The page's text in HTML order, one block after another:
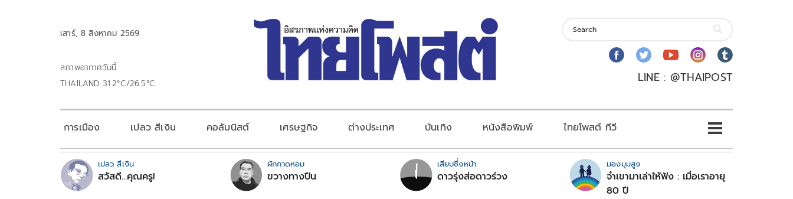
เสาร์, 8 สิงหาคม 2569
สภาพอากาศวันนี้
THAILAND 31.2°C/26.5°C
LINE : @THAIPOST
การเมือง เปลว สีเงิน คอลัมนิสต์ เศรษฐกิจ ต่างประเทศ บันเทิง หนังสือพิมพ์ ไทยโพสต์ ทีวี
เปลว สีเงิน
สวัสดี...คุณครู!
ผักกาดหอม
ขวางทางปืน
เสียบซึ่งหน้า
ดาวรุ่งส่อดาวร่วง
มองมุมสูง
จำเขามาเล่าให้ฟัง : เมื่อเราอายุ
80 ปี